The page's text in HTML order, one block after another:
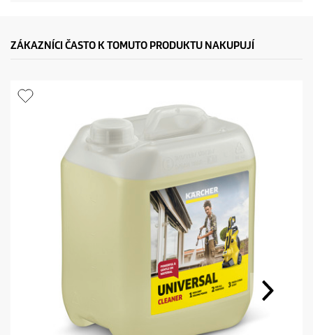
ZÁKAZNÍCI ČASTO K TOMUTO PRODUKTU NAKUPUJÍ